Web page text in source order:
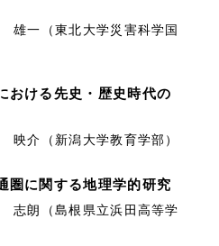
一（東北大学災害科学国
おける先史・歴史時代の
介（新潟大学教育学部）
圏に関する地理学的研究
朗（島根県立浜田高等学